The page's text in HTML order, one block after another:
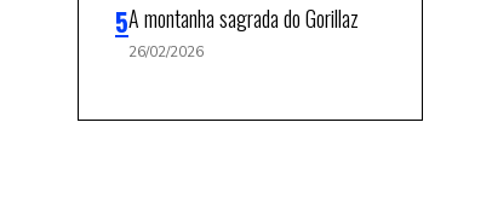
A montanha sagrada do Gorillaz
26/02/2026